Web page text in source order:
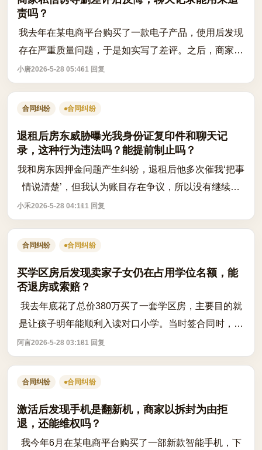
责吗？
我去年在某电商平台购买了一款电子产品，使用后发现
存在严重质量问题，于是如实写了差评。之后，商家通
过小红书私信和微信联系我，表示只要我删除差评，就
全额退款并额外补偿我500元作为诚意。...
小唐2026-5-28 05:461 回复
合同纠纷 合同纠纷
退租后房东威胁曝光我身份证复印件和聊天记
录，这种行为违法吗？能提前制止吗？
我和房东因押金问题产生纠纷，退租后他多次催我‘把事
情说清楚’，但我认为账目存在争议，所以没有继续回
应。最近他突然发消息威胁，说如果我不妥协，就要把
当初租房时我留下的身份证复印件、手...
小禾2026-5-28 04:111 回复
合同纠纷 合同纠纷
买学区房后发现卖家子女仍在占用学位名额，能
否退房或索赔？
我去年底花了总价380万买了一套学区房，主要目的就
是让孩子明年能顺利入读对口小学。当时签合同时，卖
家和中介都明确保证该房学位未被占用，且承诺可以办
理入学手续。但房子过户后，我从邻居口...
阿言2026-5-28 03:181 回复
合同纠纷 合同纠纷
激活后发现手机是翻新机，商家以拆封为由拒
退，还能维权吗？
我今年6月在某电商平台购买了一部新款智能手机，下